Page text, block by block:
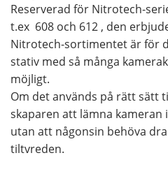
Reserverad för Nitrotech-
t.ex 608 och 612 , den
Nitrotech-sortimentet är för
stativ med så många
möjligt.
Om det används på rätt sätt
skaparen att lämna
utan att någonsin behöva
tiltvreden.